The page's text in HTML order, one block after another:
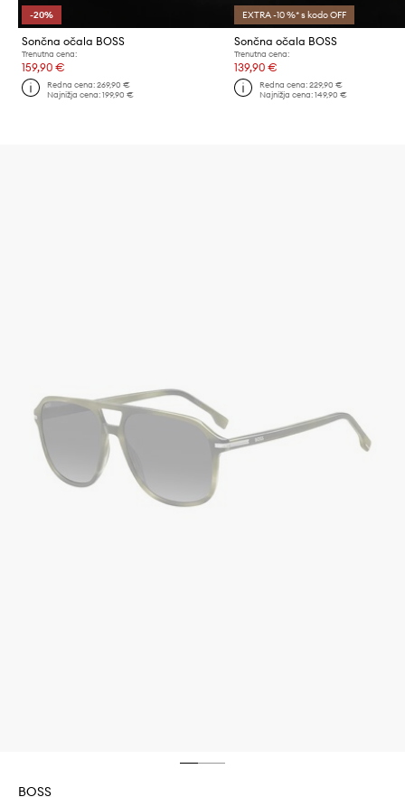
-20%
Sončna očala BOSS
Trenutna cena:
159,90 €
Redna cena:269,90 €
Najnižja cena:199,90 €
EXTRA -10 %* s kodo OFF
Sončna očala BOSS
Trenutna cena:
139,90 €
Redna cena: 229,90 €
Najnižja cena: 149,90 €
BOSS